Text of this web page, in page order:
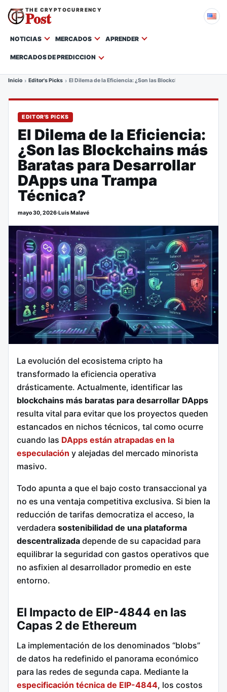
THE CRYPTOCURRENCY
Post
NOTICIAS MERCADOS APRENDER
MERCADOS DE PREDICCION
Inicio Editor's Picks El Dilema de la Eficiencia: ¿Son las Blockchains más Baratas
EDITOR'S PICKS
El Dilema de la Eficiencia:
¿Son las Blockchains más
Baratas para Desarrollar
DApps una Trampa
Técnica?
mayo 30, 2026·Luis Malavé
La evolución del ecosistema cripto ha
transformado la eficiencia operativa
drásticamente. Actualmente, identificar las
blockchains más baratas para desarrollar DApps
resulta vital para evitar que los proyectos queden
estancados en nichos técnicos, tal como ocurre
cuando las DApps están atrapadas en la
especulación y alejadas del mercado minorista
masivo.
Todo apunta a que el bajo costo transaccional ya
no es una ventaja competitiva exclusiva. Si bien la
reducción de tarifas democratiza el acceso, la
verdadera sostenibilidad de una plataforma
descentralizada depende de su capacidad para
equilibrar la seguridad con gastos operativos que
no asfixien al desarrollador promedio en este
entorno.
El Impacto de EIP-4844 en las
Capas 2 de Ethereum
La implementación de los denominados “blobs”
de datos ha redefinido el panorama económico
para las redes de segunda capa. Mediante la
especificación técnica de EIP-4844, los costos